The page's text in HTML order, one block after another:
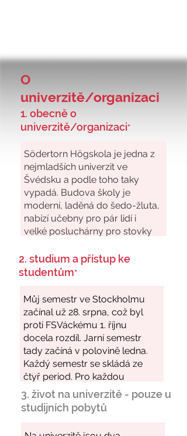
O
univerzitě/organizaci
1. obecně o
univerzitě/organizaci*
2. studium a přístup ke
studentům*
3. život na univerzitě - pouze u
studijních pobytů